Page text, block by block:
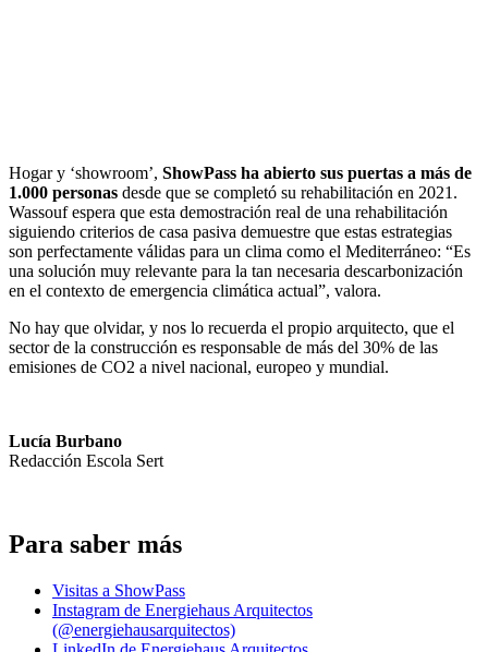
Hogar y ‘showroom’, ShowPass ha abierto sus puertas a más de
1.000 personas desde que se completó su rehabilitación en 2021.
Wassouf espera que esta demostración real de una rehabilitación
siguiendo criterios de casa pasiva demuestre que estas estrategias
son perfectamente válidas para un clima como el Mediterráneo: “Es
una solución muy relevante para la tan necesaria descarbonización
en el contexto de emergencia climática actual”, valora.
No hay que olvidar, y nos lo recuerda el propio arquitecto, que el
sector de la construcción es responsable de más del 30% de las
emisiones de CO2 a nivel nacional, europeo y mundial.
Lucía Burbano
Redacción Escola Sert
Para saber más
Visitas a ShowPass
Instagram de Energiehaus Arquitectos
(@energiehausarquitectos)